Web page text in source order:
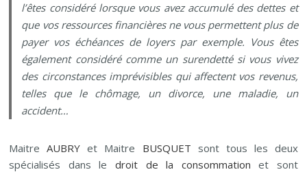
l’êtes considéré lorsque vous avez accumulé des dettes et
que vos ressources financières ne vous permettent plus de
payer vos échéances de loyers par exemple. Vous êtes
également considéré comme un surendetté si vous vivez
des circonstances imprévisibles qui affectent vos revenus,
telles que le chômage, un divorce, une maladie, un
accident…
MaitreAUBRY et Maitre BUSQUET sont tous les deux
spécialisés dans le droit de la consommation et sont